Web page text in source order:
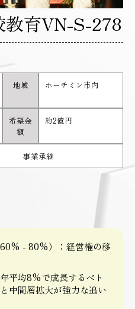
育VN-S-278
地域 ホーチミン市内
希望金
額
約2億円
事業承継
- 80%）：経営権の移
平均8%で成長するベト
中間層拡大が強力な追い